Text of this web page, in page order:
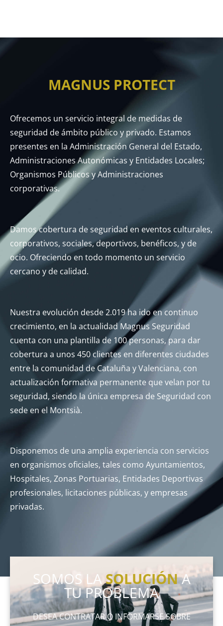
MAGNUS PROTECT
Ofrecemos un servicio integral de medidas de
seguridad de ámbito público y privado. Estamos
presentes en la Administración General del Estado,
Administraciones Autonómicas y Entidades Locales;
Organismos Públicos y Administraciones
corporativas.
Damos cobertura de seguridad en eventos culturales,
corporativos, sociales, deportivos, benéficos, y de
ocio. Ofreciendo en todo momento un servicio
cercano y de calidad.
Nuestra evolución desde 2.019 ha ido en continuo
crecimiento, en la actualidad Magnus Seguridad
cuenta con una plantilla de 100 personas, para dar
cobertura a unos 450 clientes en diferentes ciudades
entre la comunidad de Cataluña y Valenciana, con
actualización formativa permanente que velan por tu
seguridad, siendo la única empresa de Seguridad con
sede en el Montsià.
Disponemos de una amplia experiencia con servicios
en organismos oficiales, tales como Ayuntamientos,
Hospitales, Zonas Portuarias, Entidades Deportivas
profesionales, licitaciones públicas, y empresas
privadas.
SOMOS LASOLUCIÓNA
TU PROBLEMA
DESEA CONTRATAR O INFORMARSE SOBRE